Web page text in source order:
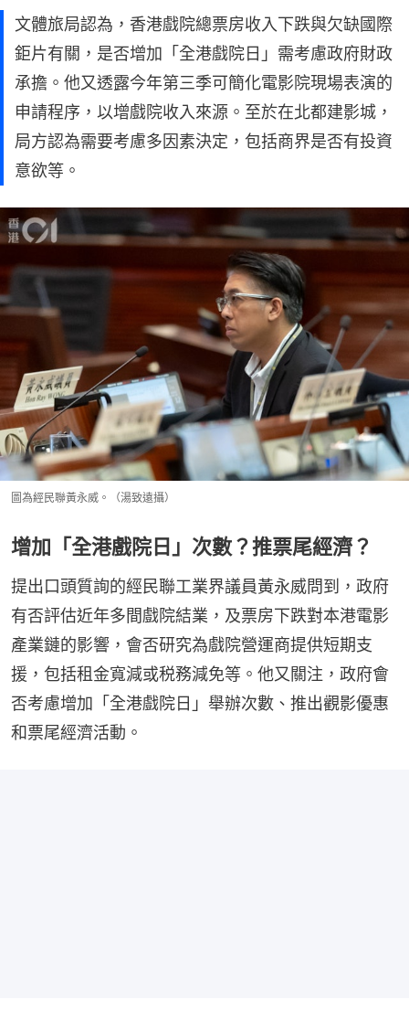
文體旅局認為，香港戲院總票房收入下跌與欠缺國際
鉅片有關，是否增加「全港戲院日」需考慮政府財政
承擔。他又透露今年第三季可簡化電影院現場表演的
申請程序，以增戲院收入來源。至於在北都建影城，
局方認為需要考慮多因素決定，包括商界是否有投資
意欲等。
圖為經民聯黃永威。（湯致遠攝）
增加「全港戲院日」次數？推票尾經濟？
提出口頭質詢的經民聯工業界議員黃永威問到，政府
有否評估近年多間戲院結業，及票房下跌對本港電影
產業鏈的影響，會否研究為戲院營運商提供短期支
援，包括租金寬減或税務減免等。他又關注，政府會
否考慮增加「全港戲院日」舉辦次數、推出觀影優惠
和票尾經濟活動。